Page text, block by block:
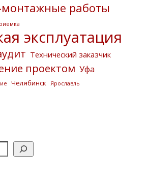
монтажные работы
эксплуатация
Технический заказчик
проектом Уфа
Челябинск Ярославль